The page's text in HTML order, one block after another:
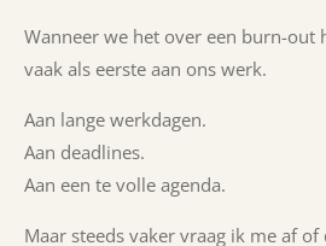
Wanneer we het over een burn-out
vaak als eerste aan ​ons werk.
Aan lange werkdagen.
Aan deadlines.
Aan een te volle agenda.
Maar steeds vaker vraag ik me af of